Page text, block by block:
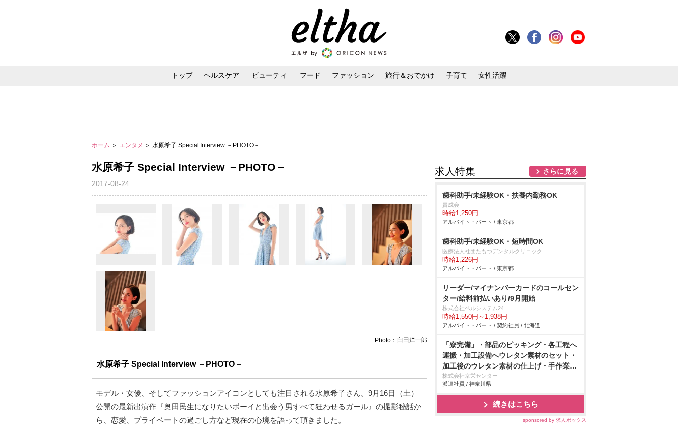
トップ ヘルスケア ビューティ フード ファッション 旅行＆おでかけ 子育て 女性活躍
ホーム ＞ エンタメ ＞ 水原希子 Special Interview －PHOTO－
水原希子 Special Interview －PHOTO－
2017-08-24
Photo：臼田洋一郎
水原希子 Special Interview －PHOTO－
モデル・女優、そしてファッションアイコンとしても注目される水原希子さん。9月16日（土）
公開の最新出演作『奥田民生になりたいボーイと出会う男すべて狂わせるガール』の撮影秘話か
ら、恋愛、プライベートの過ごし方など現在の心境を語って頂きました。
求人特集 さらに見る
歯科助手/未経験OK・扶養内勤務OK
貴成会
時給1,250円
アルバイト・パート / 東京都
歯科助手/未経験OK・短時間OK
医療法人社団たもつデンタルクリニック
時給1,226円
アルバイト・パート / 東京都
リーダー/マイナンバーカードのコールセン
ター/給料前払いあり/9月開始
株式会社ベルシステム24
時給1,550円～1,938円
アルバイト・パート / 契約社員 / 北海道
「寮完備」・部品のピッキング・各工程へ
運搬・加工設備へウレタン素材のセット・
加工後のウレタン素材の仕上げ・手作業
エアドライバーを使用しての車用シートの
組付け・製品の検査作業/即入寮/製造・工
場
株式会社京栄センター
派遣社員 / 神奈川県
続きはこちら
sponsored by 求人ボックス